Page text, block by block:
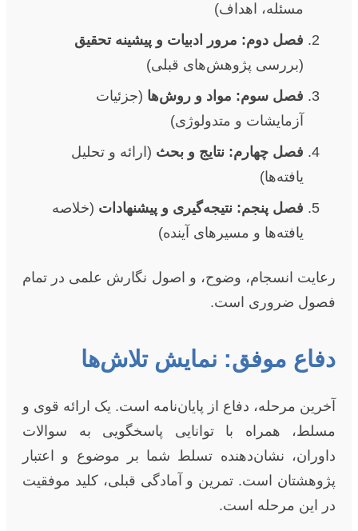
مسئله، اهداف)
فصل دوم: مرور ادبیات و پیشینه تحقیق
(بررسی پژوهش‌های قبلی)
فصل سوم: مواد و روش‌ها (جزئیات
آزمایشات و متدولوژی)
فصل چهارم: نتایج و بحث (ارائه و تحلیل
یافته‌ها)
فصل پنجم: نتیجه‌گیری و پیشنهادات (خلاصه
یافته‌ها و مسیرهای آینده)
رعایت انسجام، وضوح، و اصول نگارش علمی در تمام
فصول ضروری است.
دفاع موفق: نمایش تلاش‌ها
آخرین مرحله، دفاع از پایان‌نامه است. یک ارائه قوی و
مسلط، همراه با توانایی پاسخگویی به سوالات
داوران، نشان‌دهنده تسلط شما بر موضوع و اعتبار
پژوهشتان است. تمرین و آمادگی قبلی، کلید موفقیت
در این مرحله است.